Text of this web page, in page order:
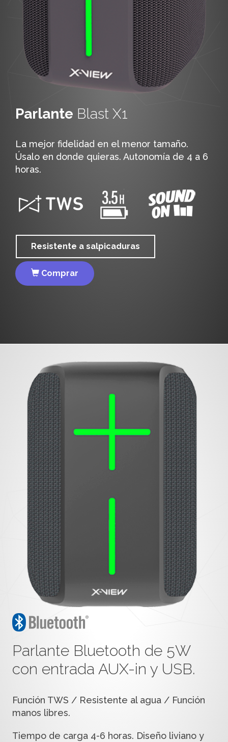
Parlante Blast X1
La mejor fidelidad en el menor tamaño.
Úsalo en donde quieras. Autonomía de 4 a 6
horas.
Resistente a salpicaduras
Comprar
Parlante Bluetooth de 5W
con entrada AUX-in y USB.
Función TWS / Resistente al agua / Función
manos libres.
Tiempo de carga 4-6 horas. Diseño liviano y